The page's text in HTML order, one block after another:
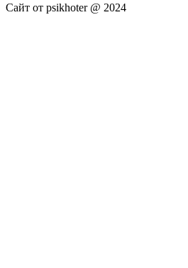
Сайт от psikhoter @ 2024